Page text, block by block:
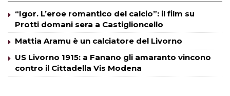
“Igor. L’eroe romantico del calcio”: il film su
Protti domani sera a Castiglioncello
Mattia Aramu è un calciatore del Livorno
US Livorno 1915: a Fanano gli amaranto vincono
contro il Cittadella Vis Modena